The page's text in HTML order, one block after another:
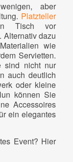
aber
Platzteller
Tisch vor
Alternativ dazu
wie
Servietten.
sind nicht nur
auch deutlich
oder kleine
können Sie
Accessoires
ein elegantes
Event? Hier